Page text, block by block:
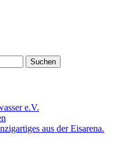
e.V.
aus der Eisarena.